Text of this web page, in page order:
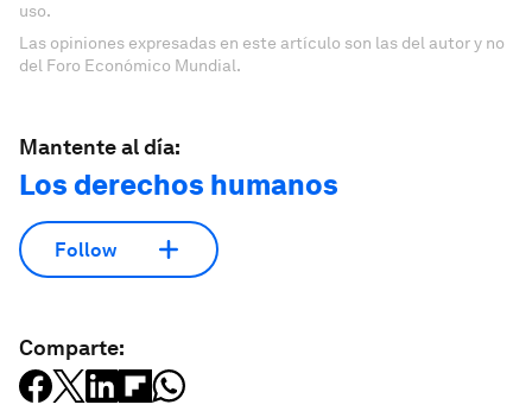
uso.
Las opiniones expresadas en este artículo son las del autor y no
del Foro Económico Mundial.
Mantente al día:
Los derechos humanos
Follow
Comparte: